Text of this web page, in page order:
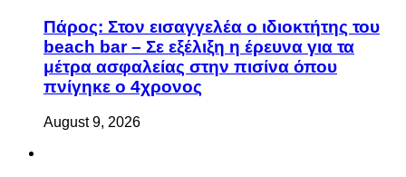
Πάρος: Στον εισαγγελέα ο ιδιοκτήτης του
beach bar – Σε εξέλιξη η έρευνα για τα
μέτρα ασφαλείας στην πισίνα όπου
πνίγηκε ο 4χρονος
August 9, 2026